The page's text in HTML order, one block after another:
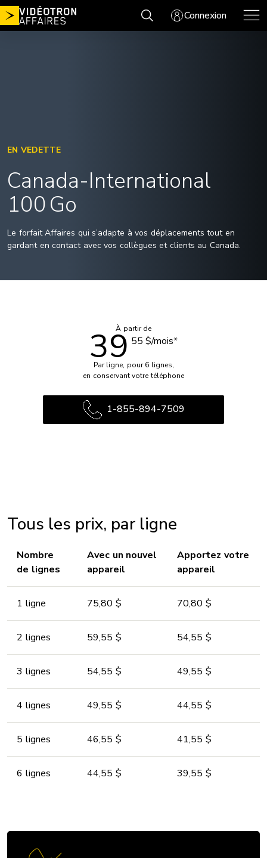
Aller
au
Connexion
EN VEDETTE
Canada-International
100 Go
Le forfait Affaires qui s’adapte à vos déplacements tout en
gardant en contact avec vos collègues et clients au Canada.
À partir de
39 55 $/mois*
Par ligne, pour 6 lignes,
en conservant votre téléphone
1-855-894-7509
Tous les prix, par ligne
Nombre
de lignes
Avec un nouvel
appareil
Apportez votre
appareil
1 ligne 75,80 $ 70,80 $
2 lignes 59,55 $ 54,55 $
3 lignes 54,55 $ 49,55 $
4 lignes 49,55 $ 44,55 $
5 lignes 46,55 $ 41,55 $
6 lignes 44,55 $ 39,55 $